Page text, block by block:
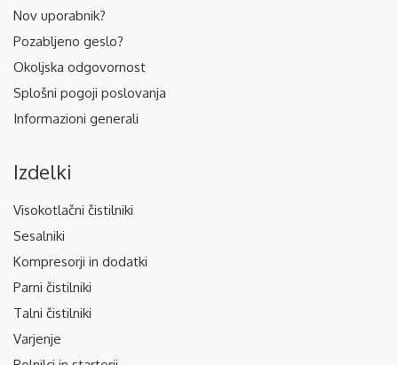
Nov uporabnik?
Pozabljeno geslo?
Okoljska odgovornost
Splošni pogoji poslovanja
Informazioni generali
Izdelki
Visokotlačni čistilniki
Sesalniki
Kompresorji in dodatki
Parni čistilniki
Talni čistilniki
Varjenje